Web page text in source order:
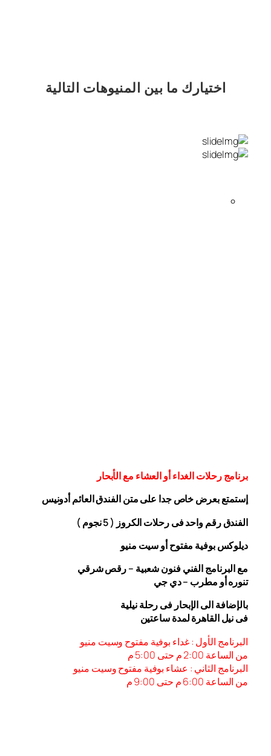
اختيارك ما بين المنيوهات التالية
برنامج رحلات الغداء أو العشاء مع الأبحار
إستمتع بعرض خاص جدا على متن الفندقالعائم أدونيس
الفندق رقم واحد فى رحلات الكروز ( 5 نجوم )
ديلوكس بوفية مفتوح أو سيت منيو
مع البرنامج الفني فنون شعبية – رقص شرقي
تنوره أو مطرب – دي جي
بالإضافة الى الإبحار فى رحلة نيلية
فى نيل القاهرة لمدة ساعتين
البرنامج الأول : غداء بوفية مفتوح وسيت منيو
من الساعة 2:00 م حتى 5:00 م
البرنامج الثاني : عشاء بوفية مفتوح وسيت منيو
من الساعة 6:00
م حتى 9:00 م